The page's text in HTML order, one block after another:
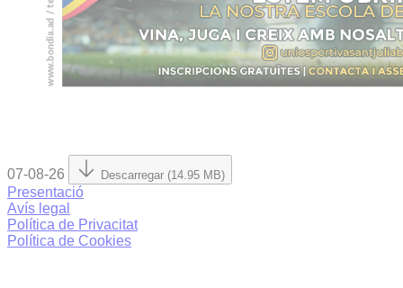
07-08-26 Descarregar (14.95 MB)
Presentació
Avís legal
Política de Privacitat
Política de Cookies